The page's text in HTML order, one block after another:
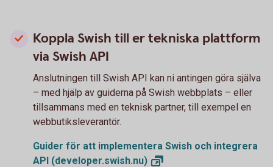
Koppla Swish till er tekniska plattform
via Swish API
Anslutningen till Swish API kan ni antingen göra själva
– med hjälp av guiderna på Swish webbplats – eller
tillsammans med en teknisk partner, till exempel en
webbutiksleverantör.
Guider för att implementera Swish och integrera
API (developer.swish.nu)